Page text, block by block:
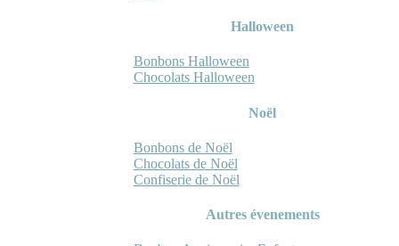
Halloween
Bonbons Halloween
Chocolats Halloween
Noël
Bonbons de Noël
Chocolats de Noël
Confiserie de Noël
Autres évenements